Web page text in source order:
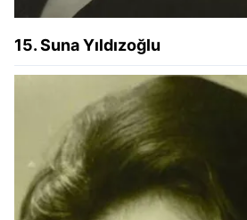
15. Suna Yıldızoğlu